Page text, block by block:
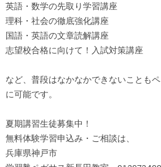
英語・数学の先取り学習講座
理科・社会の徹底強化講座
国語・英語の文章読解講座
志望校合格に向けて！入試対策講座
など、普段はなかなかできないことも
に可能です。
夏期講習生徒募集中！
無料体験学習申込み・ご相談は、
兵庫県神戸市